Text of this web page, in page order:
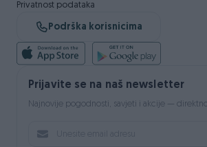
Privatnost podataka
Podrška korisnicima
Prijavite se na naš newsletter
Najnovije pogodnosti, savjeti i akcije — direktno